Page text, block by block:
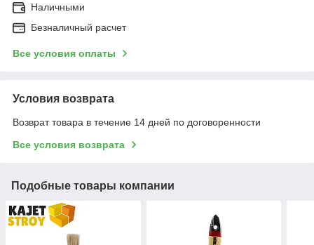
Наличными
Безналичный расчет
Все условия оплаты
Условия возврата
Возврат товара в течение 14 дней по договоренности
Все условия возврата
Подобные товары компании